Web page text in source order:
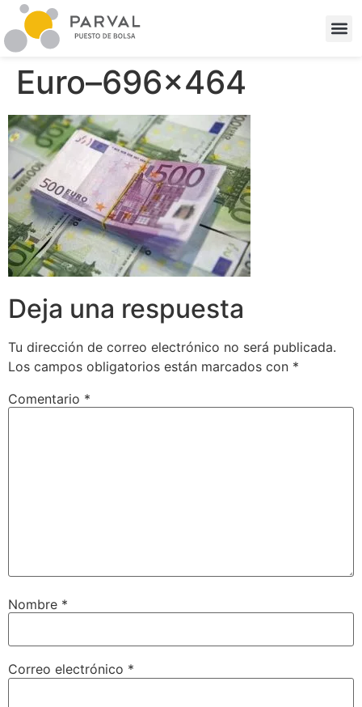
Euro–696×464
Deja una respuesta
Tu dirección de correo electrónico no será publicada.
Los campos obligatorios están marcados con *
Comentario *
Nombre *
Correo electrónico *